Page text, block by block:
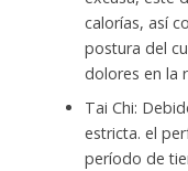
calorías, así
postura del
dolores en la
Tai Chi:
estricta. el
período de